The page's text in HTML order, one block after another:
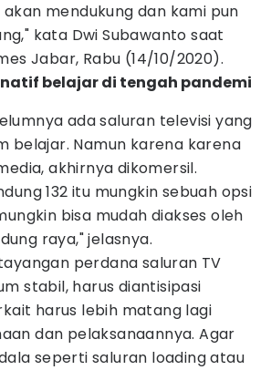
mendukung dan kami pun
kata Dwi Subawanto saat
Jabar, Rabu (14/10/2020).
belajar di tengah pandemi
ada saluran televisi yang
belajar. Namun karena karena
akhirnya dikomersil.
132 itu mungkin sebuah opsi
bisa mudah diakses oleh
raya," jelasnya.
perdana saluran TV
stabil, harus diantisipasi
harus lebih matang lagi
dan pelaksanaannya. Agar
seperti saluran loading atau